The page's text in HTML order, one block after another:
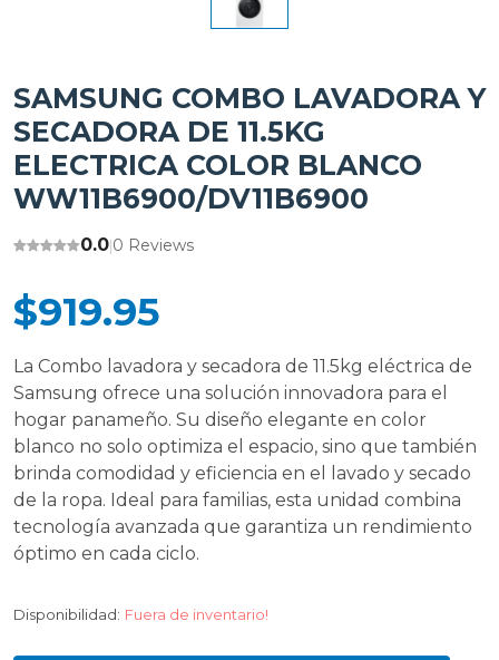
SAMSUNG COMBO LAVADORA Y
SECADORA DE 11.5KG
ELECTRICA COLOR BLANCO
WW11B6900/DV11B6900
0.0|0 Reviews
$919.95
La Combo lavadora y secadora de 11.5kg eléctrica de
Samsung ofrece una solución innovadora para el
hogar panameño. Su diseño elegante en color
blanco no solo optimiza el espacio, sino que también
brinda comodidad y eficiencia en el lavado y secado
de la ropa. Ideal para familias, esta unidad combina
tecnología avanzada que garantiza un rendimiento
óptimo en cada ciclo.
Disponibilidad: Fuera de inventario!